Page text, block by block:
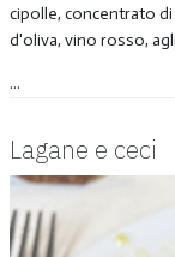
cipolle, concentrato
d'oliva, vino rosso,
...
Lagane e ceci